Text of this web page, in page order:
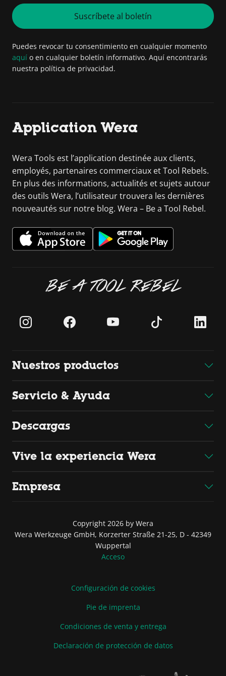
Suscríbete al boletín
Puedes revocar tu consentimiento en cualquier momento
aquí o en cualquier boletín informativo. Aquí encontrarás
nuestra política de privacidad.
Application Wera
Wera Tools est l’application destinée aux clients,
employés, partenaires commerciaux et Tool Rebels.
En plus des informations, actualités et sujets autour
des outils Wera, l’utilisateur trouvera les dernières
nouveautés sur notre blog. Wera – Be a Tool Rebel.
BE A TOOL REBEL
Nuestros productos
Servicio & Ayuda
Descargas
Vive la experiencia Wera
Empresa
Copyright 2026 by Wera
Wera Werkzeuge GmbH, Korzerter Straße 21-25, D - 42349
Wuppertal
Acceso
Configuración de cookies
Pie de imprenta
Condiciones de venta y entrega
Declaración de protección de datos